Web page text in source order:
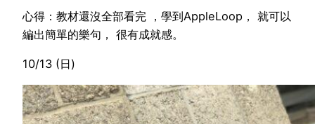
心得：教材還沒全部看完 ，學到AppleLoop， 就可以
編出簡單的樂句， 很有成就感。
10/13 (日)